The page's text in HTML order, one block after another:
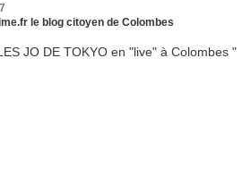
le blog citoyen de Colombes